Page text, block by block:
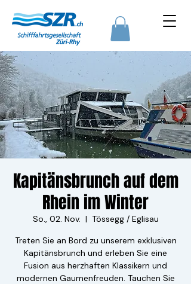
Kapitänsbrunch auf dem
Rhein im Winter
So., 02. Nov.
  |
Tössegg / Eglisau
Treten Sie an Bord zu unserem exklusiven
Kapitänsbrunch und erleben Sie eine
Fusion aus herzhaften Klassikern und
modernen Gaumenfreuden. Tauchen Sie